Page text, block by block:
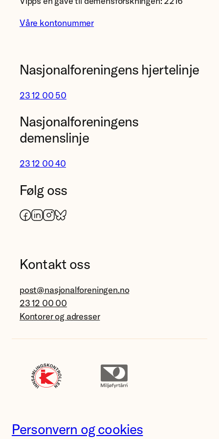
Våre kontonummer
Nasjonalforeningens hjertelinje
23 12 00 50
Nasjonalforeningens
demenslinje
23 12 00 40
Følg oss
Facebook
LinkedIn
Instagram
Bluesky
Kontakt oss
post@nasjonalforeningen.no
23 12 00 00
Kontorer og adresser
Personvern og cookies